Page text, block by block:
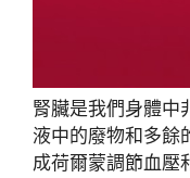
腎臟是我們身體中
液中的廢物和多餘
成荷爾蒙調節血壓